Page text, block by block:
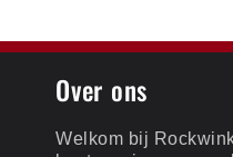
Over ons
Welkom bij